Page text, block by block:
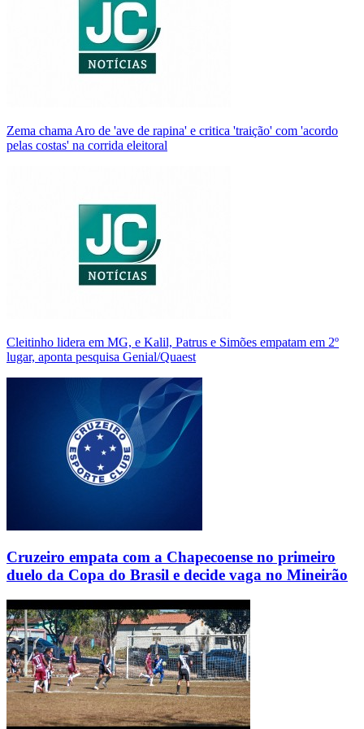
Zema chama Aro de 'ave de rapina' e critica 'traição' com 'acordo
pelas costas' na corrida eleitoral
Cleitinho lidera em MG, e Kalil, Patrus e Simões empatam em 2º
lugar, aponta pesquisa Genial/Quaest
Cruzeiro empata com a Chapecoense no primeiro
duelo da Copa do Brasil e decide vaga no Mineirão